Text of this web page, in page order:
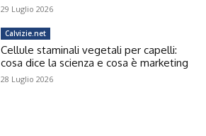
29 Luglio 2026
Calvizie.net
Cellule staminali vegetali per capelli:
cosa dice la scienza e cosa è marketing
28 Luglio 2026